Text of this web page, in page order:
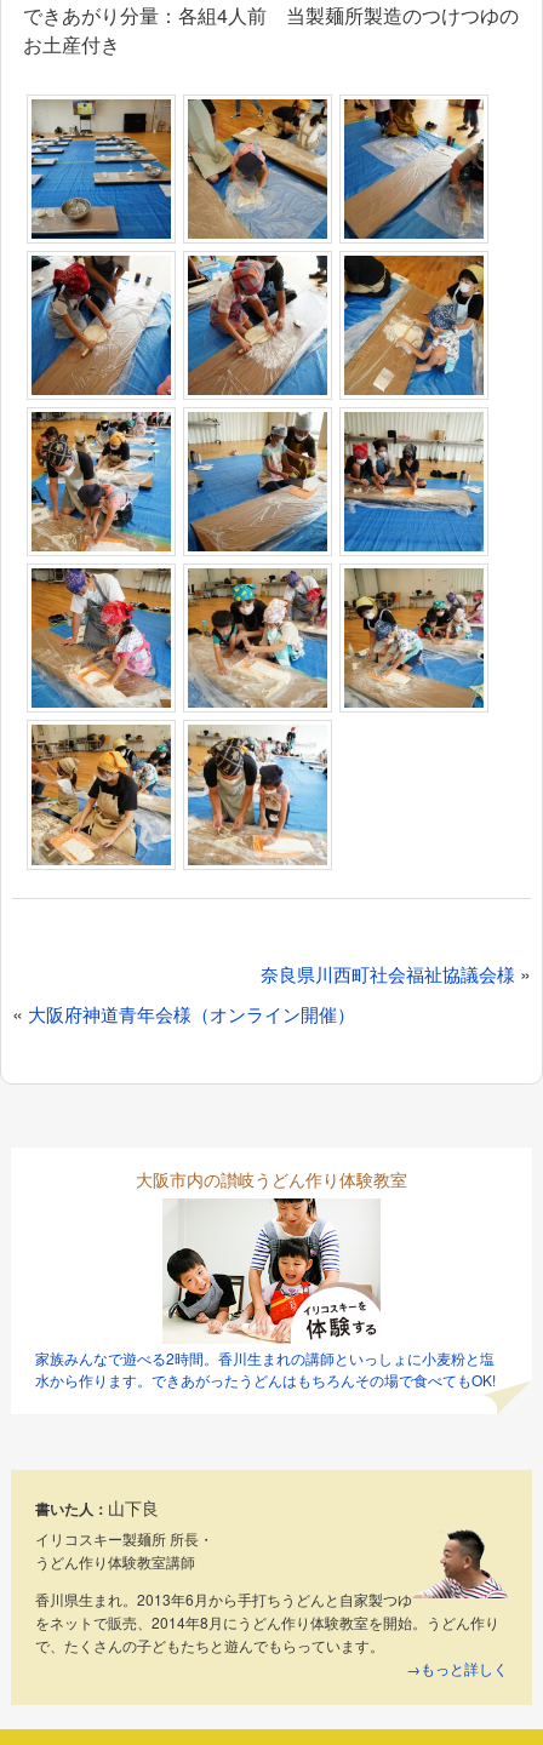
できあがり分量：各組4人前 当製麺所製造のつけつゆの
お土産付き
稿
奈良県川西町社会福祉協議会様 »
« 大阪府神道青年会様（オンライン開催）
大阪市内の讃岐うどん作り体験教室
家族みんなで遊べる2時間。香川生まれの講師といっしょに小麦粉と塩
水から作ります。できあがったうどんはもちろんその場で食べてもOK!
書いた人： 山下良
イリコスキー製麺所 所長・
うどん作り体験教室講師
香川県生まれ。2013年6月から手打ちうどんと自家製つゆ
をネットで販売、2014年8月にうどん作り体験教室を開始。うどん作り
で、たくさんの子どもたちと遊んでもらっています。
→もっと詳しく